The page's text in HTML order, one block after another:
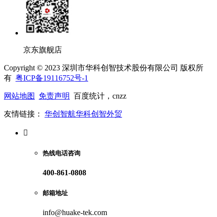
京东旗舰店
Copyright © 2023 深圳市华科创智技术股份有限公司 版权所
有 粤ICP备19116752号-1
网站地图 免责声明 百度统计，cnzz
友情链接： 华创智航华科创智外贸

热线电话咨询
400-861-0808
邮箱地址
info@huake-tek.com